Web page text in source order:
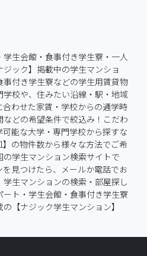
生会館・食事付き学生寮・一人
ック】掲載中の学生マンショ
付き学生寮などの学生用賃貸物
校や、住みたい沿線・駅・地域
わせた家賃・学校からの通学時
どの希望条件で絞込み！こだわ
能な大学・専門学校から探すな
の物件数から様々な方法でご希
学生マンション検索サイトで
見つけたら、メールか電話でお
生マンションの検索・部屋探し
ト・学生会館・食事付き学生寮
【ナジック学生マンション】